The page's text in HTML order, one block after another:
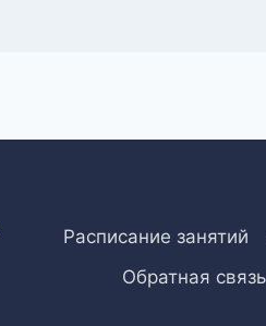
Расписание занятий
Обратная связь